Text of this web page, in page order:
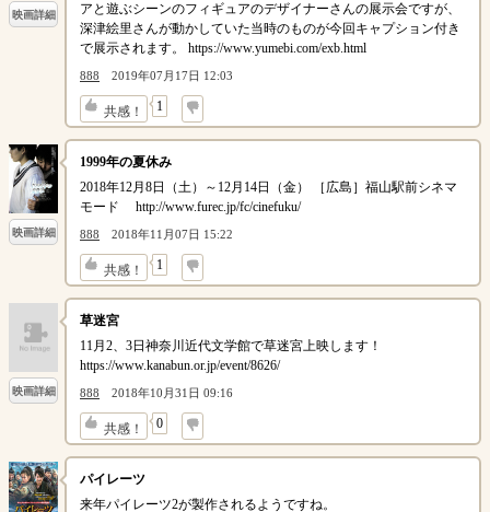
映画詳細
アと遊ぶシーンのフィギュアのデザイナーさんの展示会ですが、
深津絵里さんが動かしていた当時のものが今回キャプション付き
で展示されます。 https://www.yumebi.com/exb.html
888 2019年07月17日 12:03
共感！ 1
↓
映画詳細
1999年の夏休み
2018年12月8日（土）～12月14日（金） ［広島］福山駅前シネマ
モード http://www.furec.jp/fc/cinefuku/
888 2018年11月07日 15:22
共感！ 1
↓
映画詳細
草迷宮
11月2、3日神奈川近代文学館で草迷宮上映します！
https://www.kanabun.or.jp/event/8626/
888 2018年10月31日 09:16
共感！ 0
↓
パイレーツ
来年パイレーツ2が製作されるようですね。